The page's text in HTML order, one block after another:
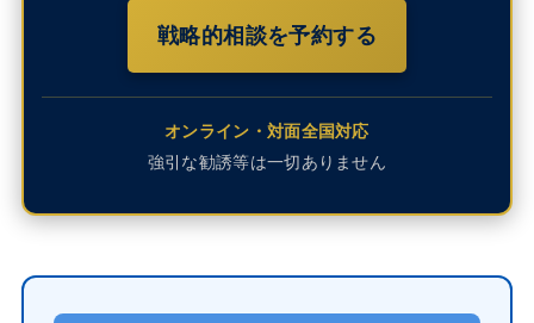
戦略的相談を予約する
オンライン・対面全国対応
強引な勧誘等は一切ありません